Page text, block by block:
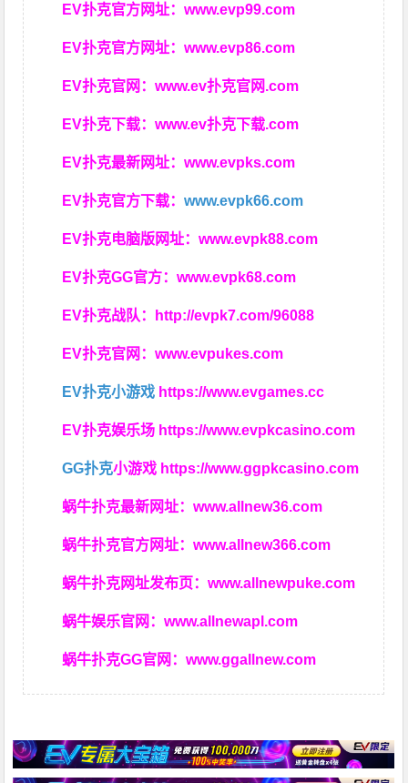
EV扑克官方网址：www.evp99.com
EV扑克官方网址：www.evp86.com
EV扑克官网：www.ev扑克官网.com
EV扑克下载：www.ev扑克下载.com
EV扑克最新网址：www.evpks.com
EV扑克官方下载：www.evpk66.com
EV扑克电脑版网址：www.evpk88.com
EV扑克GG官方：www.evpk68.com
EV扑克战队： http://evpk7.com/96088
EV扑克官网：www.evpukes.com
EV扑克小游戏 https://www.evgames.cc
EV扑克娱乐场 https://www.evpkcasino.com
GG扑克小游戏 https://www.ggpkcasino.com
蜗牛扑克最新网址：www.allnew36.com
蜗牛扑克官方网址：www.allnew366.com
蜗牛扑克网址发布页：www.allnewpuke.com
蜗牛娱乐官网：www.allnewapl.com
蜗牛扑克GG官网：www.ggallnew.com